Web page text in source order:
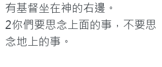
有基督坐在神的右邊。
2你們要思念上面的事，不要思
念地上的事。